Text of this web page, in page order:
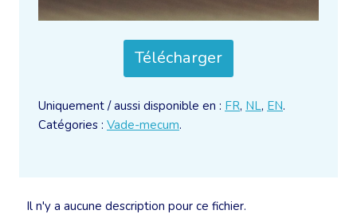
Il n'y a aucune description pour ce fichier.
Télécharger
Uniquement / aussi disponible en : FR, NL, EN.
Catégories : Vade-mecum.